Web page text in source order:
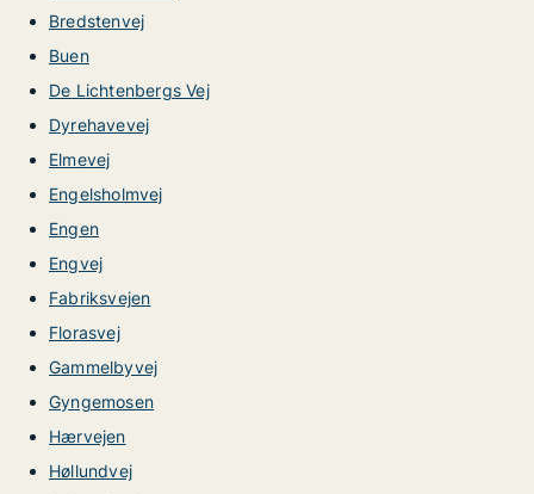
Bredstenvej
Buen
De Lichtenbergs Vej
Dyrehavevej
Elmevej
Engelsholmvej
Engen
Engvej
Fabriksvejen
Florasvej
Gammelbyvej
Gyngemosen
Hærvejen
Høllundvej